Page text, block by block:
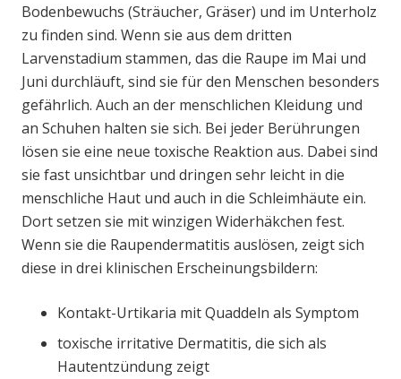
Bodenbewuchs (Sträucher, Gräser) und im Unterholz
zu finden sind. Wenn sie aus dem dritten
Larvenstadium stammen, das die Raupe im Mai und
Juni durchläuft, sind sie für den Menschen besonders
gefährlich. Auch an der menschlichen Kleidung und
an Schuhen halten sie sich. Bei jeder Berührungen
lösen sie eine neue toxische Reaktion aus. Dabei sind
sie fast unsichtbar und dringen sehr leicht in die
menschliche Haut und auch in die Schleimhäute ein.
Dort setzen sie mit winzigen Widerhäkchen fest.
Wenn sie die Raupendermatitis auslösen, zeigt sich
diese in drei klinischen Erscheinungsbildern:
Kontakt-Urtikaria mit Quaddeln als Symptom
toxische irritative Dermatitis, die sich als
Hautentzündung zeigt